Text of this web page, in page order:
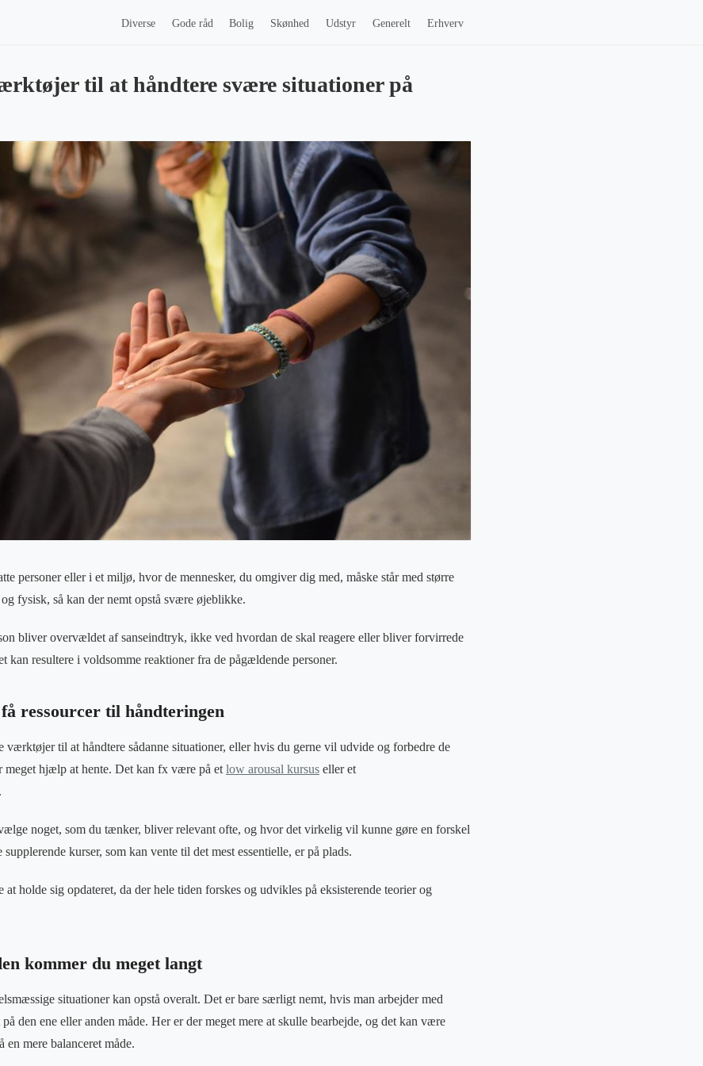
Diverse Gode råd Bolig Skønhed Udstyr Generelt Erhverv
til at håndtere svære situationer på
personer eller i et miljø, hvor de mennesker, du omgiver dig med, måske står med større
fysisk, så kan der nemt opstå svære øjeblikke.
bliver overvældet af sanseindtryk, ikke ved hvordan de skal reagere eller bliver forvirrede
kan resultere i voldsomme reaktioner fra de pågældende personer.
ressourcer til håndteringen
værktøjer til at håndtere sådanne situationer, eller hvis du gerne vil udvide og forbedre de
meget hjælp at hente. Det kan fx være på et low arousal kursus eller et
noget, som du tænker, bliver relevant ofte, og hvor det virkelig vil kunne gøre en forskel
kurser, som kan vente til det mest essentielle, er på plads.
holde sig opdateret, da der hele tiden forskes og udvikles på eksisterende teorier og
kommer du meget langt
situationer kan opstå overalt. Det er bare særligt nemt, hvis man arbejder med
den ene eller anden måde. Her er der meget mere at skulle bearbejde, og det kan være
en mere balanceret måde.